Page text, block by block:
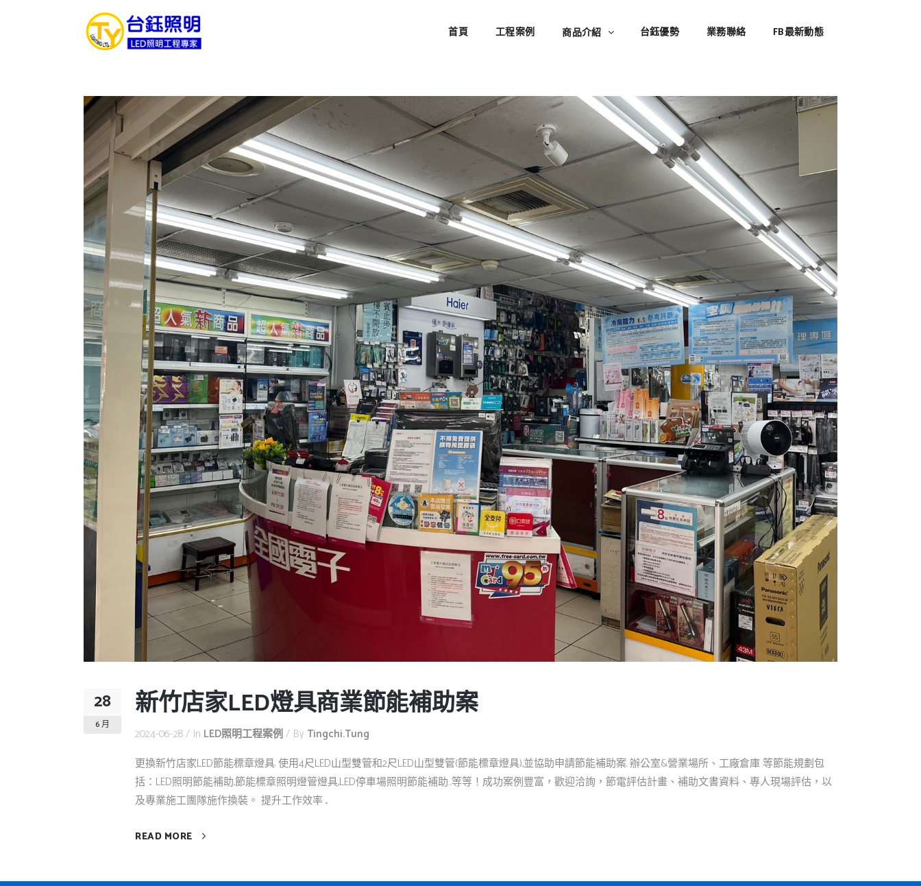
首頁 工程案例 商品介紹 台鈺優勢 業務聯絡 FB最新動態
28
6 月
新竹店家LED燈具商業節能補助案
2024-06-28 In LED照明工程案例 By Tingchi.tung
更換新竹店家LED節能標章燈具. 使用4尺LED山型雙管和2尺LED山型雙管(節能標章燈具),並協助申請節能補助案. 辦公室&營業場所、工廠倉庫 等節能規劃包
括：LED照明節能補助,節能標章照明燈管燈具,LED停車場照明節能補助…等等！成功案例豐富，歡迎洽詢，節電評估計畫、補助文書資料、專人現場評估，以
及專業施工團隊施作換裝。 提升工作效率 ...
READ MORE